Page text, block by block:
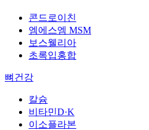
콘드로이친
엠에스엠 MSM
보스웰리아
초록입홍합
뼈건강
칼슘
비타민D·K
이소플라본